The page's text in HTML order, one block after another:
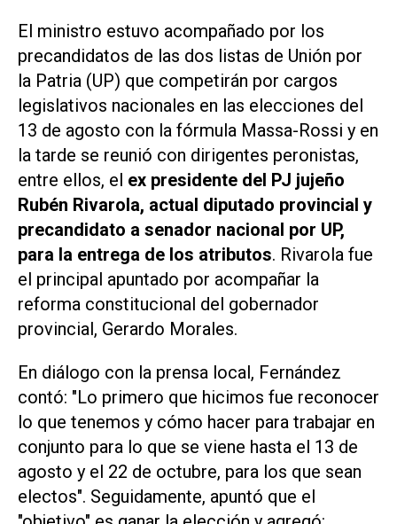
El ministro estuvo acompañado por los
precandidatos de las dos listas de Unión por
la Patria (UP) que competirán por cargos
legislativos nacionales en las elecciones del
13 de agosto con la fórmula Massa-Rossi y en
la tarde se reunió con dirigentes peronistas,
entre ellos, el ex presidente del PJ jujeño
Rubén Rivarola, actual diputado provincial y
precandidato a senador nacional por UP,
para la entrega de los atributos. Rivarola fue
el principal apuntado por acompañar la
reforma constitucional del gobernador
provincial, Gerardo Morales.
En diálogo con la prensa local, Fernández
contó: "Lo primero que hicimos fue reconocer
lo que tenemos y cómo hacer para trabajar en
conjunto para lo que se viene hasta el 13 de
agosto y el 22 de octubre, para los que sean
electos". Seguidamente, apuntó que el